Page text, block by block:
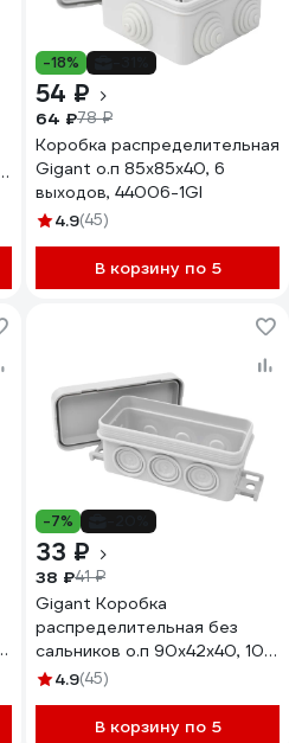
-18%
54 ₽
64 ₽78 ₽
Коробка распределительная
Gigant о.п 85х85х40, 6
выходов, 44006-1GI
4.9(45)
В корзину по 5
-7%
33 ₽
38 ₽41 ₽
Gigant Коробка
распределительная без
сальников о.п 90х42х40, 10
выходов, IP55, 44055GI
4.9(45)
В корзину по 5